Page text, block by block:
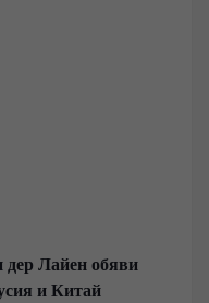
Лайен обяви
и Китай